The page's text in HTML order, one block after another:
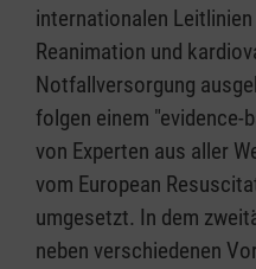
internationalen
Reanimation und
Notfallversorgung
folgen einem "evidence-
von Experten aus aller
vom European
umgesetzt. In dem
neben verschiedenen